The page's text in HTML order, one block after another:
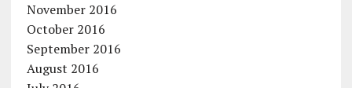
November 2016
October 2016
September 2016
August 2016